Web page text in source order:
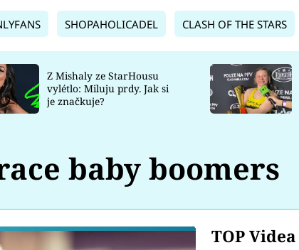
SHOPAHOLICADEL CLASH OF THE STARS
Z Mishaly ze StarHousu
vylétlo: Miluju prdy. Jak si
je značkuje?
baby boomers
TOP Videa